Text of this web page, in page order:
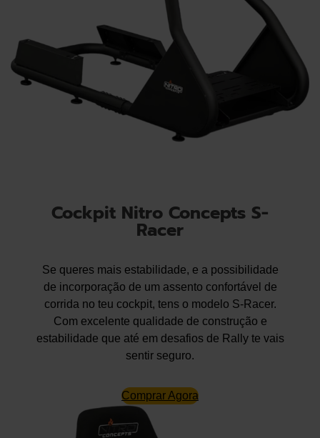
Cockpit Nitro Concepts S-
Racer
Se queres mais estabilidade, e a possibilidade
de incorporação de um assento confortável de
corrida no teu cockpit, tens o modelo S-Racer.
Com excelente qualidade de construção e
estabilidade que até em desafios de Rally te vais
sentir seguro.
Comprar Agora